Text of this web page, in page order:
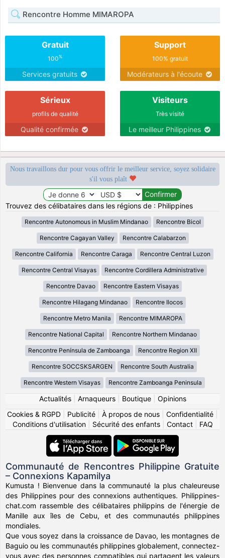
Rencontre Homme MIMAROPA
Gratuit
100%
Services gratuits
Support
100% gratuit
Modérateurs à l'écoute
Sérieux
profils de qualité
Qualité confirmée
Visiteurs
Très visité
Le meilleur Philippines
Nous travaillons dur pour vous offrir le meilleur service, soyez solidaire
s'il vous plaît
Trouvez des célibataires dans les régions de : Philippines
Rencontre Autonomous in Muslim Mindanao Rencontre Bicol
Rencontre Cagayan Valley Rencontre Calabarzon
Rencontre California Rencontre Caraga Rencontre Central Luzon
Rencontre Central Visayas Rencontre Cordillera Administrative
Rencontre Davao Rencontre Eastern Visayas
Rencontre Hilagang Mindanao Rencontre Ilocos
Rencontre Metro Manila Rencontre MIMAROPA
Rencontre National Capital Rencontre Northern Mindanao
Rencontre Península de Zamboanga Rencontre Region XII
Rencontre SOCCSKSARGEN Rencontre South Australia
Rencontre Western Visayas Rencontre Zamboanga Peninsula
Actualités| Arnaqueurs| Boutique| Opinions
Cookies & RGPD
Publicité À propos de nous Confidentialité
Conditions d'utilisation| Sécurité des enfants| Contact| FAQ
Communauté de Rencontres Philippine Gratuite
– Connexions Kapamilya
Kumusta ! Bienvenue dans la communauté la plus chaleureuse
des Philippines pour des connexions authentiques. Philippines-
chat.com rassemble des célibataires philippins de l'énergie de
Manille aux îles de Cebu, et des communautés philippines
mondiales.
Que vous soyez dans la croissance de Davao, les montagnes de
Baguio ou les communautés philippines globalement, connectez-
vous avec des personnes compatibles qui partagent les valeurs